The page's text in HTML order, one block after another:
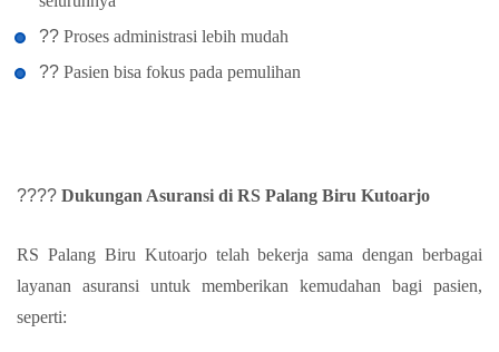
?? Proses administrasi lebih mudah
?? Pasien bisa fokus pada pemulihan
???? Dukungan Asuransi di RS Palang Biru Kutoarjo
RS Palang Biru Kutoarjo telah bekerja sama dengan berbagai
layanan asuransi untuk memberikan kemudahan bagi pasien,
seperti: